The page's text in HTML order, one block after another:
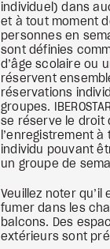
individuel) dans
et à tout moment
personnes en
sont définies
d’âge scolaire ou
réservent
réservations
groupes.
se réserve le droit
l’enregistrement à
individu pouvant
un groupe de
Veuillez noter qu’il
fumer dans les
balcons. Des
extérieurs sont